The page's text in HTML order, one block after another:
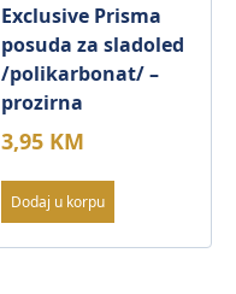
Exclusive Prisma
posuda za sladoled
/polikarbonat/ –
prozirna
3,95 KM
Dodaj u korpu